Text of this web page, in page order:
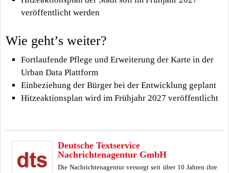
veröffentlicht werden
Wie geht’s weiter?
Fortlaufende Pflege und Erweiterung der Karte in der
Urban Data Plattform
Einbeziehung der Bürger bei der Entwicklung geplant
Hitzeaktionsplan wird im Frühjahr 2027 veröffentlicht
Deutsche Textservice
Nachrichtenagentur GmbH
Die Nachrichtenagentur versorgt seit über 10 Jahren ihre